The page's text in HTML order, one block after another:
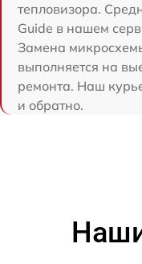
тепловизора.
Guide в нашем
Замена
выполняется на
ремонта. Наш
и обратно.